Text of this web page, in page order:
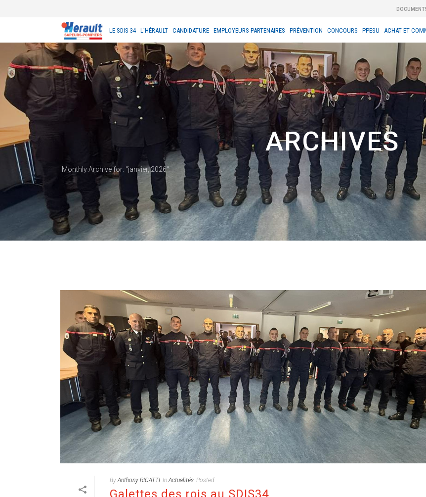
LE SDIS 34 L’HÉRAULT CANDIDATURE EMPLOYEURS PARTENAIRES PRÉVENTION CONCOURS PPESU ACHAT ET
ARCHIVES
Monthly Archive for: "janvier, 2026"
By Anthony RICATTI In Actualités Posted
Galettes des rois au SDIS34